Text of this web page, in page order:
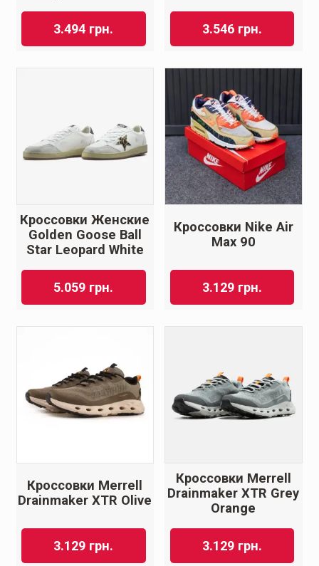
3.494 грн. 3.546 грн.
Кроссовки Женские
Golden Goose Ball
Star Leopard White
5.059 грн.
Кроссовки Nike Air
Max 90
3.129 грн.
Кроссовки Merrell
Drainmaker XTR Olive
3.129 грн.
Кроссовки Merrell
Drainmaker XTR Grey
Orange
3.129 грн.